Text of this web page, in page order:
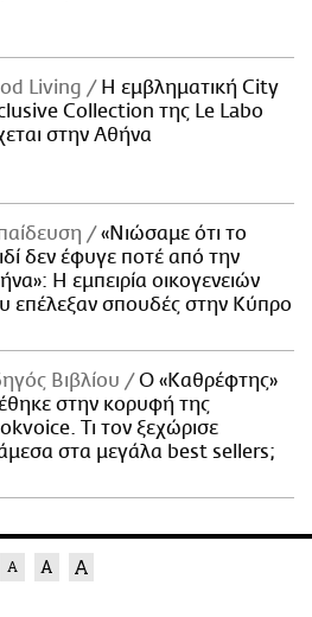
Living
Η εμβληματική City
Collection της Le Labo
στην Αθήνα
«Νιώσαμε ότι το
δεν έφυγε ποτέ από την
Η εμπειρία οικογενειών
επέλεξαν σπουδές στην Κύπρο
Βιβλίου
Ο «Καθρέφτης»
στην κορυφή της
Τι τον ξεχώρισε
στα μεγάλα best sellers;